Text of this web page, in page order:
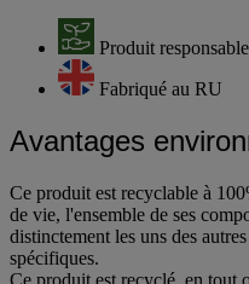
Produit responsable
Fabriqué au RU
Avantages
Ce produit est recyclable à
de vie, l'ensemble de ses
distinctement les uns des
spécifiques.
Ce produit est recyclé, en tout